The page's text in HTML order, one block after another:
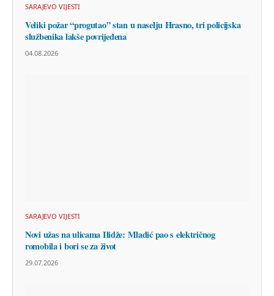
SARAJEVO VIJESTI
Veliki požar “progutao” stan u naselju Hrasno, tri policijska
službenika lakše povrijeđena
04.08.2026
SARAJEVO VIJESTI
Novi užas na ulicama Ilidže: Mladić pao s električnog
romobila i bori se za život
29.07.2026